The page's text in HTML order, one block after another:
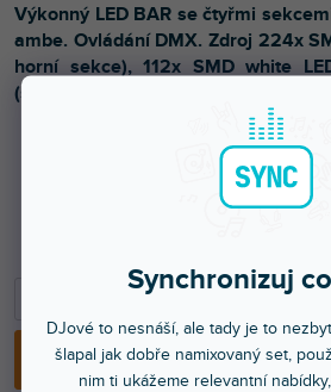
Synchronizuj
DJové to nesnáší, ale tady je to
šlapal jak dobře namixovaný set,
nim ti ukážeme relevantní
PŘIDAT DO
Výkonný LED BAR se čtyřmi
ambe. Ovládání DMX. Zdroj 224x
horní sekce), 112x SMD white
(střední sekce).